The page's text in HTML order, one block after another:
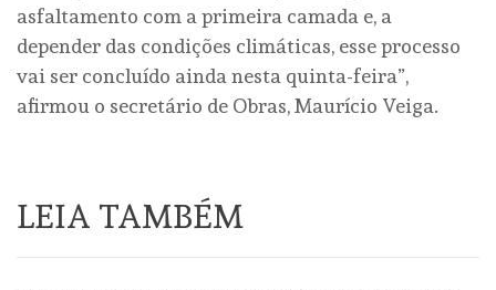
asfaltamento com a primeira camada e, a
depender das condições climáticas, esse processo
vai ser concluído ainda nesta quinta-feira”,
afirmou o secretário de Obras, Maurício Veiga.
LEIA TAMBÉM